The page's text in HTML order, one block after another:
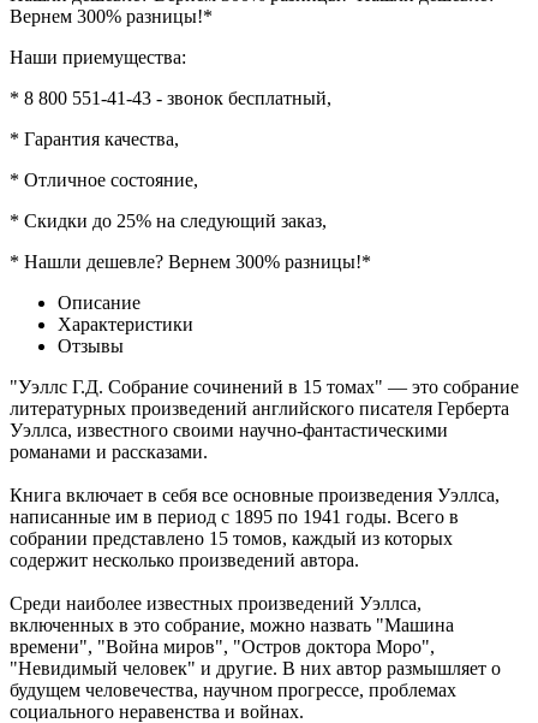
Вернем 300% разницы!*
Наши приемущества:
* 8 800 551-41-43 - звонок бесплатный,
* Гарантия качества,
* Отличное состояние,
* Скидки до 25% на следующий заказ,
* Нашли дешевле? Вернем 300% разницы!*
Описание
Характеристики
Отзывы
"Уэллс Г.Д. Собрание сочинений в 15 томах" — это собрание
литературных произведений английского писателя Герберта
Уэллса, известного своими научно-фантастическими
романами и рассказами.
Книга включает в себя все основные произведения Уэллса,
написанные им в период с 1895 по 1941 годы. Всего в
собрании представлено 15 томов, каждый из которых
содержит несколько произведений автора.
Среди наиболее известных произведений Уэллса,
включенных в это собрание, можно назвать "Машина
времени", "Война миров", "Остров доктора Моро",
"Невидимый человек" и другие. В них автор размышляет о
будущем человечества, научном прогрессе, проблемах
социального неравенства и войнах.